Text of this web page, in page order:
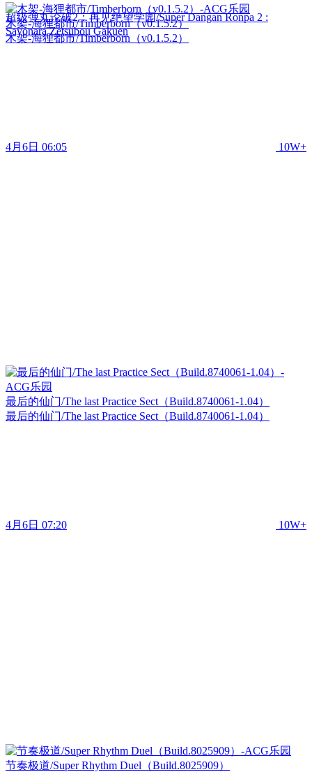
超级弹丸论破2：再见绝望学园/Super Dangan Ronpa 2 :
Sayonara Zetsubou Gakuen
木架-海狸都市/Timberborn（v0.1.5.2）
木架-海狸都市/Timberborn（v0.1.5.2）
4月6日 06:05 10W+
最后的仙门/The last Practice Sect（Build.8740061-1.04）
最后的仙门/The last Practice Sect（Build.8740061-1.04）
4月6日 07:20 10W+
节奏极道/Super Rhythm Duel（Build.8025909）